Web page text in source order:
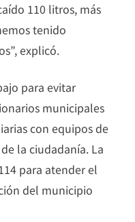
110 litros, más
tenido
explicó.
para evitar
municipales
con equipos de
la ciudadanía. La
para atender el
del municipio